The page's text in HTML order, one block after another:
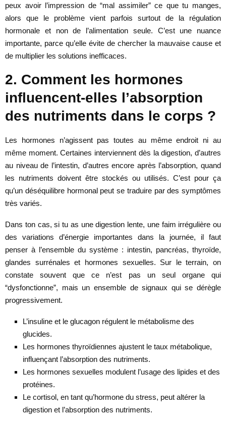
peux avoir l’impression de “mal assimiler” ce que tu manges,
alors que le problème vient parfois surtout de la régulation
hormonale et non de l’alimentation seule. C’est une nuance
importante, parce qu’elle évite de chercher la mauvaise cause et
de multiplier les solutions inefficaces.
2. Comment les hormones
influencent-elles l’absorption
des nutriments dans le corps ?
Les hormones n’agissent pas toutes au même endroit ni au
même moment. Certaines interviennent dès la digestion, d’autres
au niveau de l’intestin, d’autres encore après l’absorption, quand
les nutriments doivent être stockés ou utilisés. C’est pour ça
qu’un déséquilibre hormonal peut se traduire par des symptômes
très variés.
Dans ton cas, si tu as une digestion lente, une faim irrégulière ou
des variations d’énergie importantes dans la journée, il faut
penser à l’ensemble du système : intestin, pancréas, thyroïde,
glandes surrénales et hormones sexuelles. Sur le terrain, on
constate souvent que ce n’est pas un seul organe qui
“dysfonctionne”, mais un ensemble de signaux qui se dérègle
progressivement.
L’insuline et le glucagon régulent le métabolisme des
glucides.
Les hormones thyroïdiennes ajustent le taux métabolique,
influençant l’absorption des nutriments.
Les hormones sexuelles modulent l’usage des lipides et des
protéines.
Le cortisol, en tant qu’hormone du stress, peut altérer la
digestion et l’absorption des nutriments.